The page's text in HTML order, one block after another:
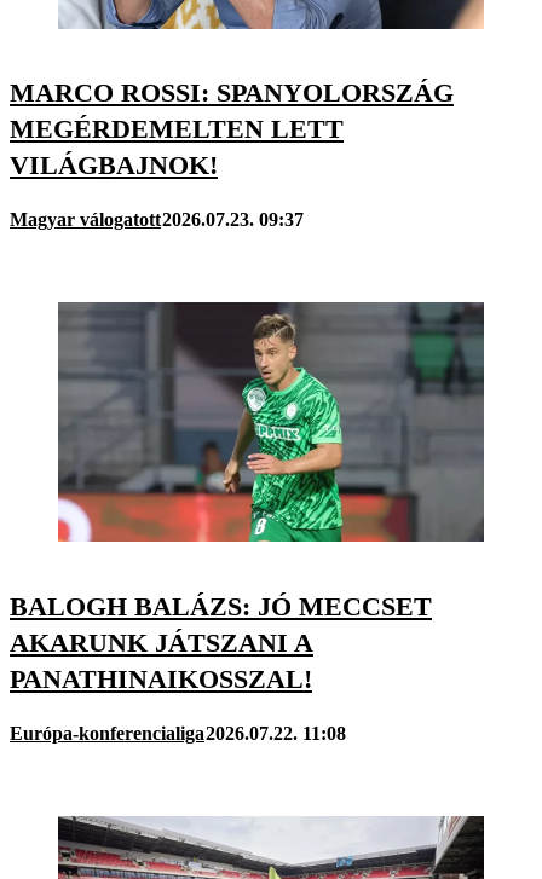
MARCO ROSSI: SPANYOLORSZÁG
MEGÉRDEMELTEN LETT
VILÁGBAJNOK!
Magyar válogatott2026.07.23. 09:37
BALOGH BALÁZS: JÓ MECCSET
AKARUNK JÁTSZANI A
PANATHINAIKOSSZAL!
Európa-konferencialiga2026.07.22. 11:08